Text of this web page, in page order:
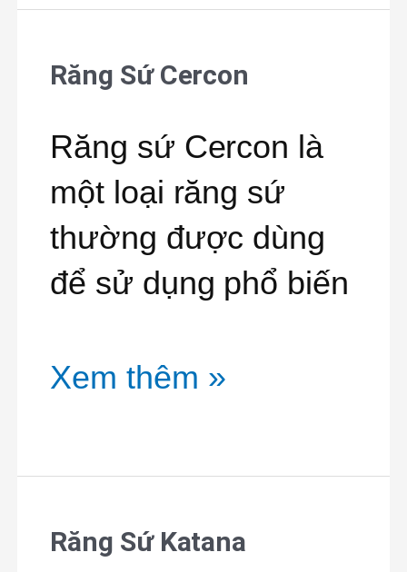
Răng Sứ Cercon
Răng sứ Cercon là
một loại răng sứ
thường được dùng
để sử dụng phổ biến
Răng
Sứ
Cercon
Xem thêm »
Răng Sứ Katana
Răng